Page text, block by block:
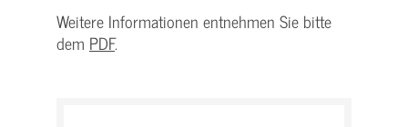
Weitere Informationen entnehmen Sie bitte
dem PDF.